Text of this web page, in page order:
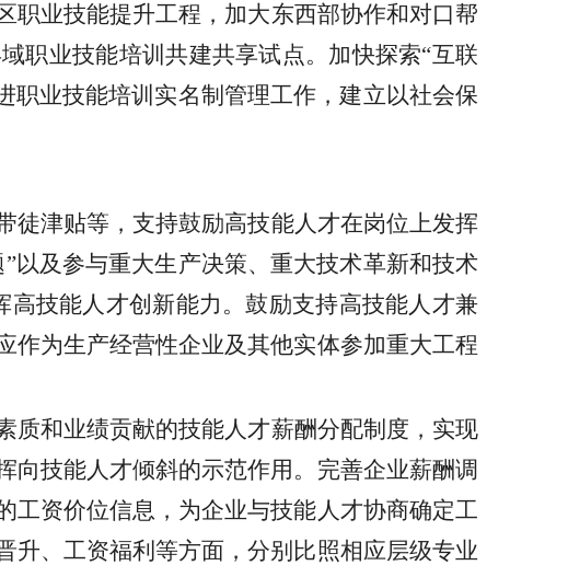
职业技能提升工程，加大东西部协作和对口帮
职业技能培训共建共享试点。加快探索“互联
职业技能培训实名制管理工作，建立以社会保
徒津贴等，支持鼓励高技能人才在岗位上发挥
”以及参与重大生产决策、重大技术革新和技术
技能人才创新能力。鼓励支持高技能人才兼
作为生产经营性企业及其他实体参加重大工程
质和业绩贡献的技能人才薪酬分配制度，实现
技能人才倾斜的示范作用。完善企业薪酬调
工资价位信息，为企业与技能人才协商确定工
升、工资福利等方面，分别比照相应层级专业